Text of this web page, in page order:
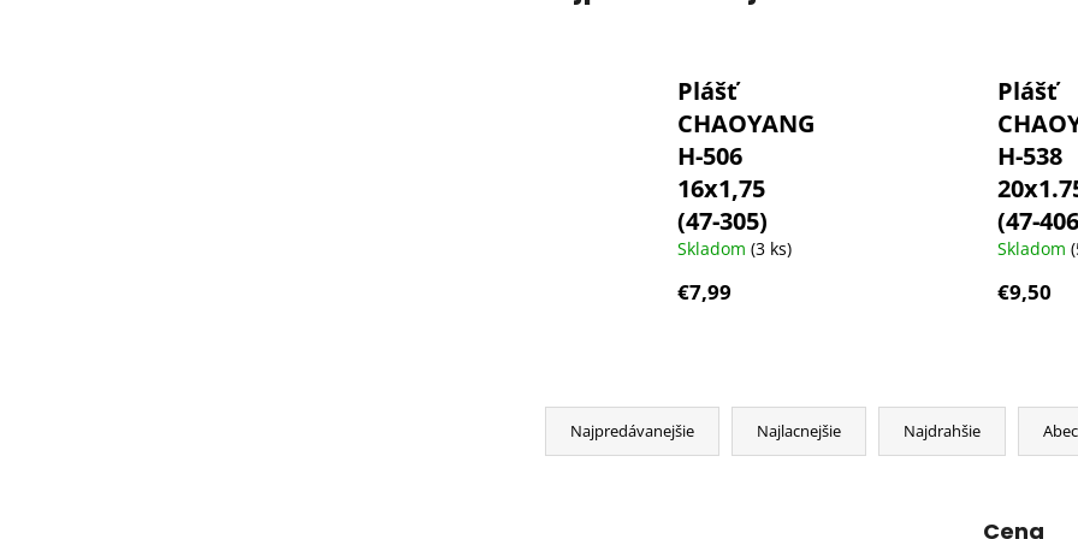
Plášť
CHAOYANG
H-506
16x1,75
(47-305)
Skladom (3 ks)
€7,99
Plášť
H-538
(47-
Skladom
€9,50
R
d
Najpredávanejšie Najlacnejšie Najdrahšie
Cena